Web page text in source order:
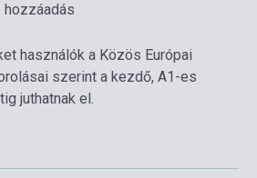
hozzáadás
használók a Közös Európai
szerint a kezdő, A1-es
juthatnak el.